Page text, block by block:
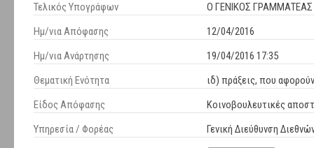
Τελικός Υπογράφων
Ο ΓΕΝΙΚΟΣ
Ημ/νια Απόφασης
12/04/2016
Ημ/νια Ανάρτησης
19/04/2016 17:35
Θεματική Ενότητα
ιδ) πράξεις, που
Είδος Απόφασης
Κοινοβουλευτικές
Υπηρεσία / Φορέας
Γενική Διεύθυνση